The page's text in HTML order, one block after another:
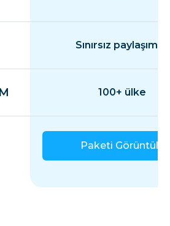
Sınırsız paylaşım
100+ ülke
Paketi Görüntüle